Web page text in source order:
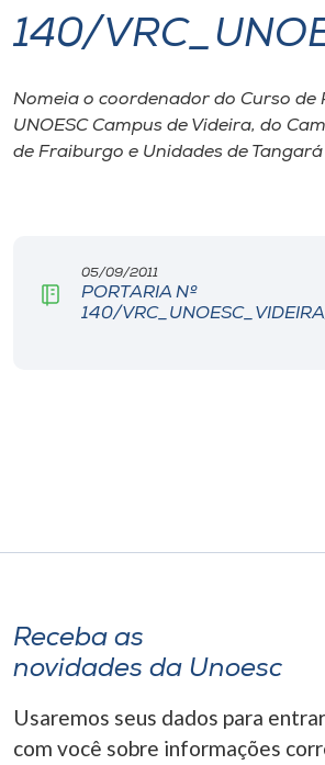
I.nova
Diplomados
Biblioteca
o idioma
140/
Nomeia o coordenador do Curso de
UNOESC Campus de Videira, do
de Fraiburgo e Unidades de Tangará
05/09/2011
PORTARIA Nº
140/
Receba as
novidades da Unoesc
Usaremos seus dados para
com você sobre informações